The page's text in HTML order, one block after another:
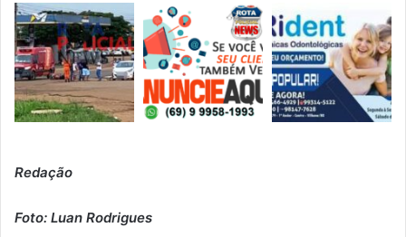
Redação
Foto: Luan Rodrigues